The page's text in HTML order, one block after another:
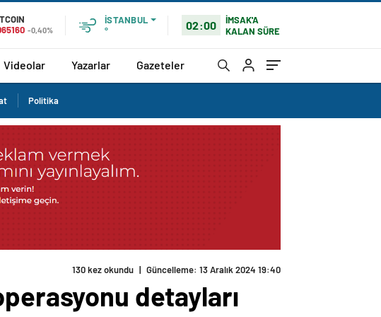
-0,40%
İSTANBUL
°
02:00
İMSAK'A
KALAN SÜRE
Videolar Yazarlar Gazeteler
Politika
130 kez okundu | Güncelleme: 13 Aralık 2024 19:40
detayları